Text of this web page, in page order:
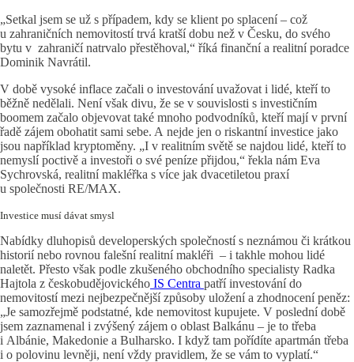
„Setkal jsem se už s případem, kdy se klient po splacení – což
u zahraničních nemovitostí trvá kratší dobu než v Česku, do svého
bytu v zahraničí natrvalo přestěhoval,“ říká finanční a realitní poradce
Dominik Navrátil.
V době vysoké inflace začali o investování uvažovat i lidé, kteří to
běžně nedělali. Není však divu, že se v souvislosti s investičním
boomem začalo objevovat také mnoho podvodníků, kteří mají v první
řadě zájem obohatit sami sebe. A nejde jen o riskantní investice jako
jsou například kryptoměny. „I v realitním světě se najdou lidé, kteří to
nemyslí poctivě a investoři o své peníze přijdou,“ řekla nám Eva
Sychrovská, realitní makléřka s více jak dvacetiletou praxí
u společnosti RE/MAX.
Investice musí dávat smysl
Nabídky dluhopisů developerských společností s neznámou či krátkou
historií nebo rovnou falešní realitní makléři – i takhle mohou lidé
naletět. Přesto však podle zkušeného obchodního specialisty Radka
Hajtola z českobudějovického IS Centra patří investování do
nemovitostí mezi nejbezpečnější způsoby uložení a zhodnocení peněz:
„Je samozřejmě podstatné, kde nemovitost kupujete. V poslední době
jsem zaznamenal i zvýšený zájem o oblast Balkánu – je to třeba
i Albánie, Makedonie a Bulharsko. I když tam pořídíte apartmán třeba
i o polovinu levněji, není vždy pravidlem, že se vám to vyplatí.“